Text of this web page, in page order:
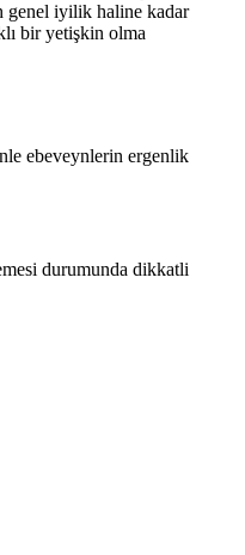
genel iyilik haline kadar
bir yetişkin olma
ebeveynlerin ergenlik
durumunda dikkatli